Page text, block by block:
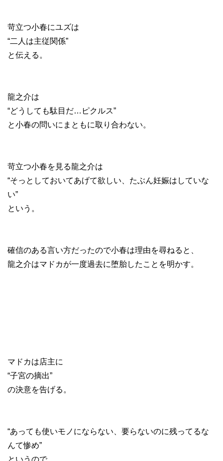
苛立つ小春にユズは
“二人は主従関係”
と伝える。
龍之介は
“どうしても駄目だ…ピクルス”
と小春の問いにまともに取り合わない。
苛立つ小春を見る龍之介は
“そっとしておいてあげて欲しい、たぶん妊娠はしていな
い”
という。
確信のある言い方だったので小春は理由を尋ねると、
龍之介はマドカが一度過去に堕胎したことを明かす。
マドカは店主に
“子宮の摘出”
の決意を告げる。
“あっても使いモノにならない、要らないのに残ってるな
んて惨め”